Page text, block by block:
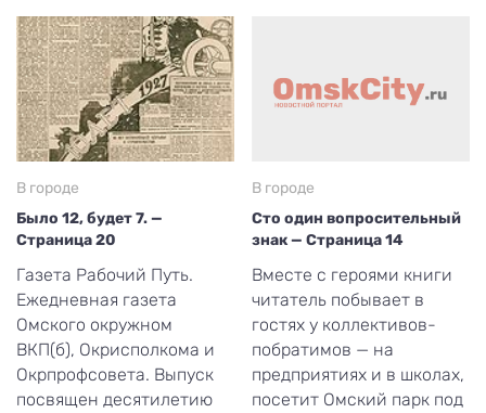
В городе
Было 12, будет 7. —
Страница 20
Газета Рабочий Путь.
Ежедневная газета
Омского окружном
ВКП(б), Окрисполкома и
Окрпрофсовета. Выпуск
посвящен десятилетию
В городе
Сто один вопросительный
знак — Страница 14
Вместе с героями книги
читатель побывает в
гостях у коллективов-
побратимов — на
предприятиях и в школах,
посетит Омский парк под